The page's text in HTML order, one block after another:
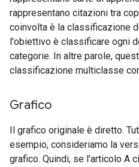
rappresentano citazioni tra
coinvolta è la classificazione
l'obiettivo è classificare ogni
categorie. In altre parole,
classificazione multiclasse
Grafico
Il grafico originale è diretto.
esempio, consideriamo la
grafico. Quindi, se l'articolo A